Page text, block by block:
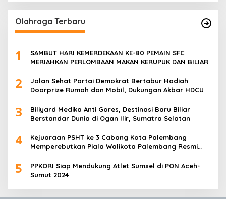
Olahraga Terbaru
1
SAMBUT HARI KEMERDEKAAN KE-80 PEMAIN SFC
MERIAHKAN PERLOMBAAN MAKAN KERUPUK DAN BILIAR
2
Jalan Sehat Partai Demokrat Bertabur Hadiah
Doorprize Rumah dan Mobil, Dukungan Akbar HDCU
3
Biliyard Medika Anti Gores, Destinasi Baru Biliar
Berstandar Dunia di Ogan Ilir, Sumatra Selatan
4
Kejuaraan PSHT ke 3 Cabang Kota Palembang
Memperebutkan Piala Walikota Palembang Resmi
5
PPKORI Siap Mendukung Atlet Sumsel di PON Aceh-
Sumut 2024